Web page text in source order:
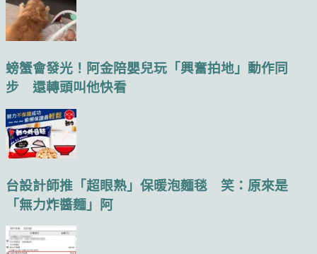
螃蟹會發光！阿金陪嬰兒玩「興奮拍地」動作同
步 還轉頭叫他快看
台設計師推「超眼熟」保暖泡麵毯 笑：原來是
「無力炸醬麵」阿